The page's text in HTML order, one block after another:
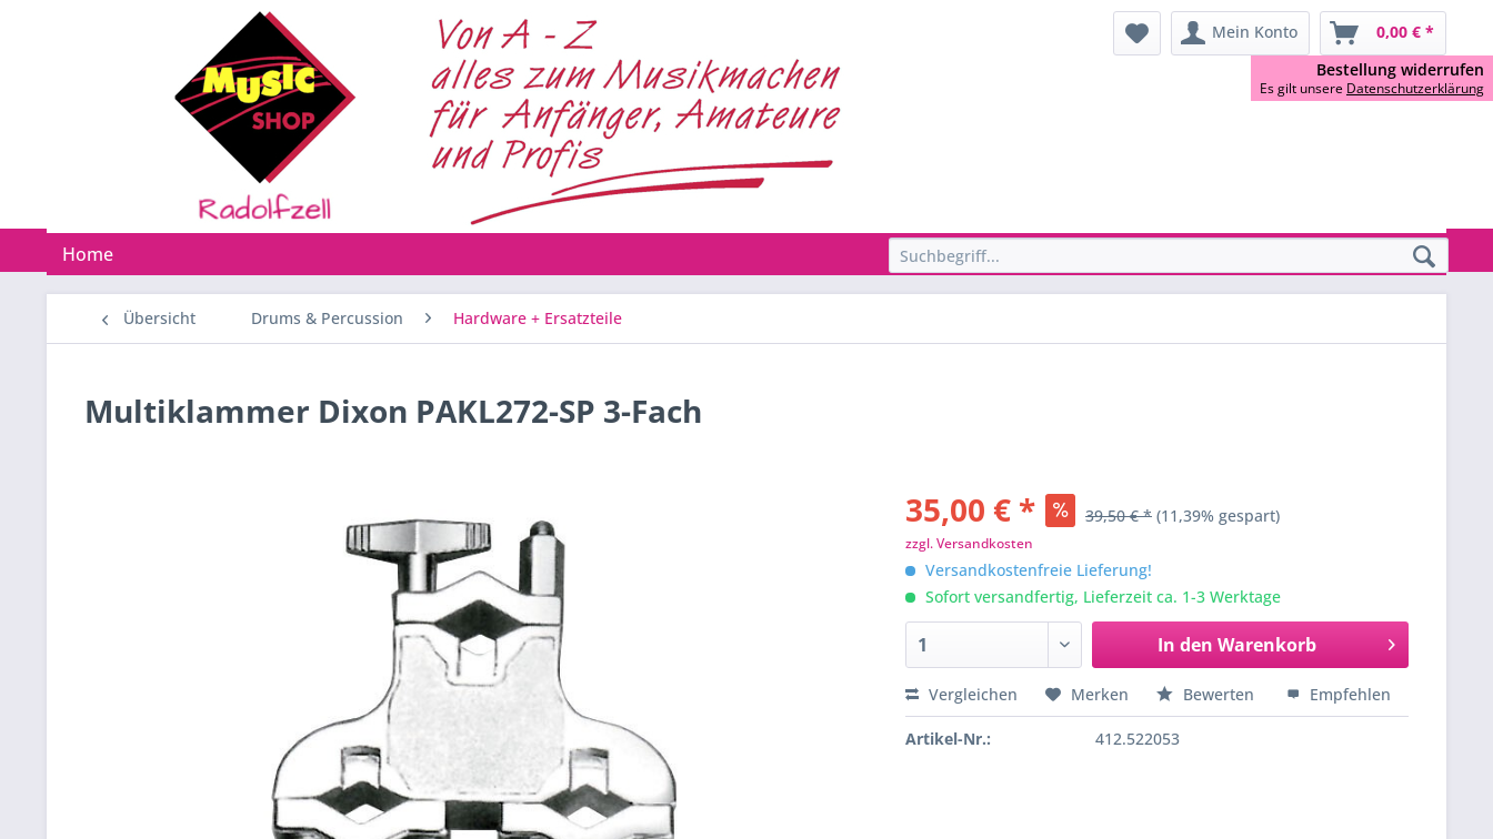
Mein Konto 0,00 € *
Home
Übersicht Drums & Percussion Hardware + Ersatzteile
Multiklammer Dixon PAKL272-SP 3-Fach
35,00 € * 39,50 € * (11,39% gespart)
zzgl. Versandkosten
Versandkostenfreie Lieferung!
Sofort versandfertig, Lieferzeit ca. 1-3 Werktage
In den Warenkorb
Vergleichen Merken Bewerten Empfehlen
Artikel-Nr.: 412.522053
Bestellung widerrufen
Es gilt unsere Datenschutzerklärung